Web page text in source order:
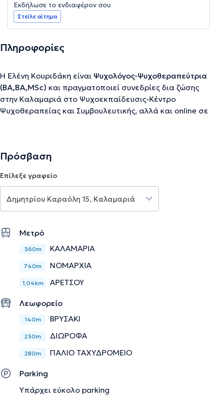
Εκδήλωσε το ενδιαφέρον σου
Στείλε αίτημα
Πληροφορίες
Η Ελένη Κουριδάκη είναι Ψυχολόγος-Ψυχοθεραπεύτρια
(BA,BA,MSc) και πραγματοποιεί συνεδρίες δια ζώσης
στην Καλαμαριά στο Ψυχοεκπαίδευσις-Κέντρο
Ψυχοθεραπείας και Συμβουλευτικής, αλλά και online σε
Πανεπιστήμιο Λευκωσίας.
Είναι τακτικό μέλος του Συλλόγου Ελλήνων Ψυχολόγων
(ΣΕΨ), Συνεργαζόμενο Μέλος της European Association for
Aviation Psychology (EAAP) και Διεθνές Συνεργαζόμενο
Μέλος της American Psychological Association (APA).
Διαθέτει Παιδαγωγική και Διδακτική Επάρκεια ως
Φιλολογίας (Φιλοσοφική) του ΑΠΘ. Έχει εκπαιδευτεί στη
χορήγηση ψυχομετρικών εργαλείων, του MMPI-2
(Πολυδιάστατο Ερωτηματολόγιο Προσωπικότητας της
Μινεσότα-2), που χρησιμοποιείται για την αξιολόγηση της
προσωπικότητας και της ψυχοπαθολογίας παρέχοντας
ατόμου και του WISC-V (Κλίμακα Νοημοσύνης Παιδιών και
Εφήβων Weschler), που αξιολογεί τις γνωστικές
αναγκών.
Κατέχει άδεια άσκησης επαγγέλματος, είναι μέλος του
Πρόσβαση
Επίλεξε γραφείο
Μετρό
360m ΚΑΛΑΜΑΡΙΆ
740m ΝΟΜΑΡΧΊΑ
1,04km ΑΡΕΤΣΟΎ
Λεωφορείο
140m ΒΡΥΣΑΚΙ
230m ΔΙΩΡΟΦΑ
280m ΠΑΛΙΟ ΤΑΧΥΔΡΟΜΕΙΟ
Parking
Υπάρχει εύκολο parking